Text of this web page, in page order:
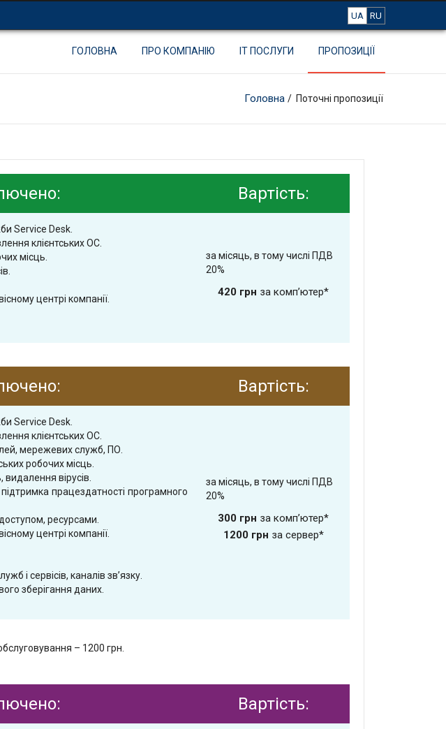
UA RU
ГОЛОВНА ПРО КОМПАНІЮ IT ПОСЛУГИ ПРОПОЗИЦІЇ
Головна / Поточні пропозиції
Вартість:
Service Desk.
клієнтських ОС.
місць.
центрі компанії.
за місяць, в тому числі ПДВ
20%
420 грн за комп’ютер*
Вартість:
Service Desk.
клієнтських ОС.
мережевих служб, ПО.
робочих місць.
вірусів.
працездатності програмного
ресурсами.
центрі компанії.
і сервісів, каналів зв’язку.
зберігання даних.
за місяць, в тому числі ПДВ
20%
300 грн за комп’ютер*
1200 грн за сервер*
– 1200 грн.
Вартість: